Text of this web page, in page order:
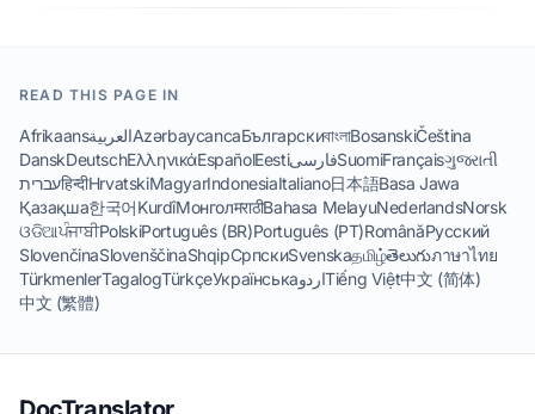
READ THIS PAGE IN
AfrikaansالعربيةAzərbaycancaБългарскиবাংলাBosanskiČeština
DanskDeutschΕλληνικάEspañolEestiفارسیSuomiFrançaisગુજરાતી
עבריתहिन्दीHrvatskiMagyarIndonesiaItaliano日本語Basa Jawa
Қазақша한국어KurdîМонголमराठीBahasa MelayuNederlandsNorsk
ଓଡିଆਪੰਜਾਬੀPolskiPortuguês (BR)Português (PT)RomânăРусский
SlovenčinaSlovenščinaShqipСрпскиSvenskaதமிழ்తెలుగుภาษาไทย
TürkmenlerTagalogTürkçeУкраїнськаاردوTiếng Việt中文 (简体)
中文 (繁體)